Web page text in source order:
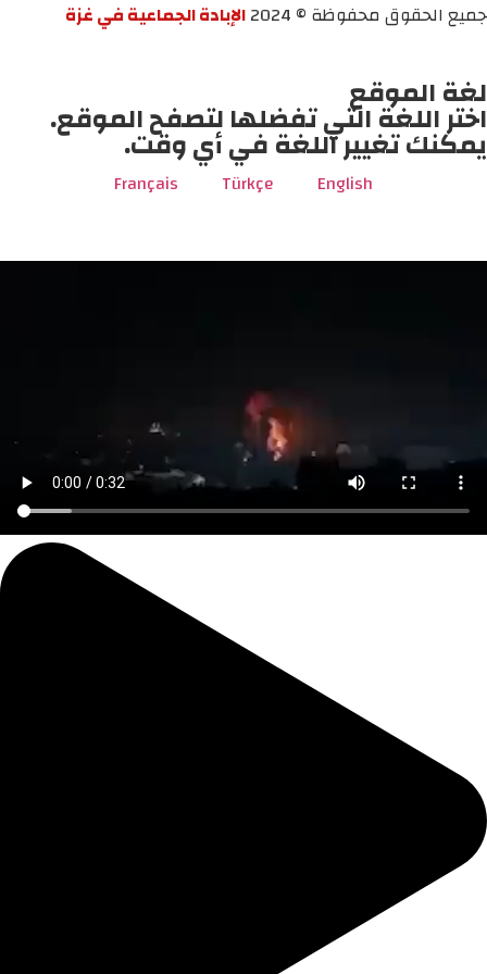
جميع الحقوق محفوظة © 2024 الإبادة الجماعية في غزة
لغة الموقع
اختر اللغة التي تفضلها لتصفح الموقع.
يمكنك تغيير اللغة في أي وقت.
English
Türkçe
Français